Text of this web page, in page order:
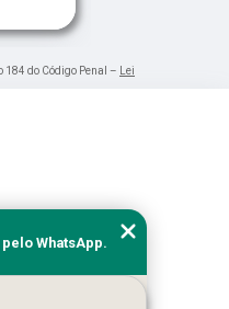
do Código Penal –
Lei
WhatsApp.